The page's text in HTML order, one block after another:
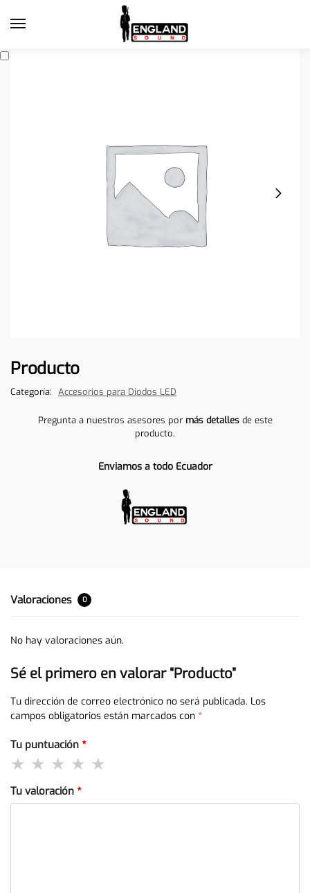
Producto
Categoría: Accesorios para Diodos LED
Pregunta a nuestros asesores por más detallesde este
producto.
Enviamos a todo Ecuador
Valoraciones 0
No hay valoraciones aún.
Sé el primero en valorar “Producto”
Tu dirección de correo electrónico no será publicada. Los
campos obligatorios están marcados con *
Tu puntuación *
Tu valoración *